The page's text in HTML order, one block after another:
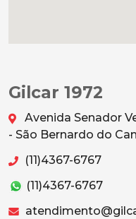
Gilcar 1972
Avenida Senador
- São Bernardo do
(11)4367-6767
(11)4367-6767